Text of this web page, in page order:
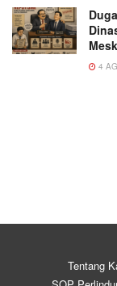
4
Tentang